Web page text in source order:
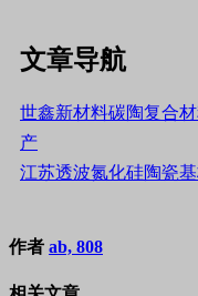
文章导航
世鑫新材料碳陶复合
产
江苏透波氮化硅陶瓷
作者 ab, 808